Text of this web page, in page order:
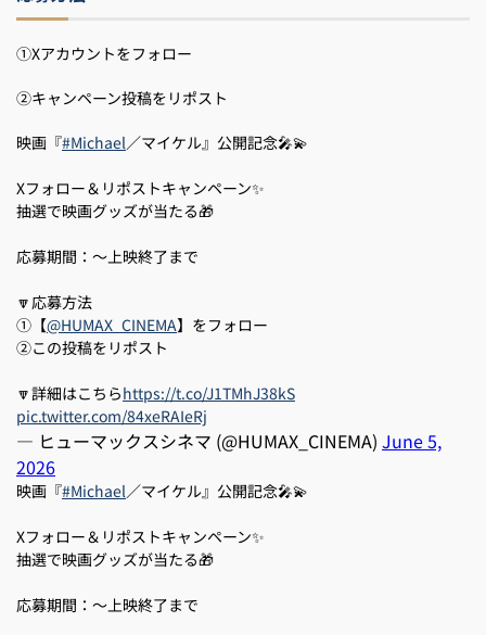
①Xアカウントをフォロー
②キャンペーン投稿をリポスト
映画『#Michael／マイケル』公開記念🎤💫
Xフォロー＆リポストキャンペーン✨
抽選で映画グッズが当たる🎁
応募期間：～上映終了まで
🔽応募方法
①【@HUMAX_CINEMA】をフォロー
②この投稿をリポスト
🔽詳細はこちらhttps://t.co/J1TMhJ38kS
pic.twitter.com/84xeRAIeRj
— ヒューマックスシネマ (@HUMAX_CINEMA) June 5,
2026
映画『#Michael／マイケル』公開記念🎤💫
Xフォロー＆リポストキャンペーン✨
抽選で映画グッズが当たる🎁
応募期間：～上映終了まで